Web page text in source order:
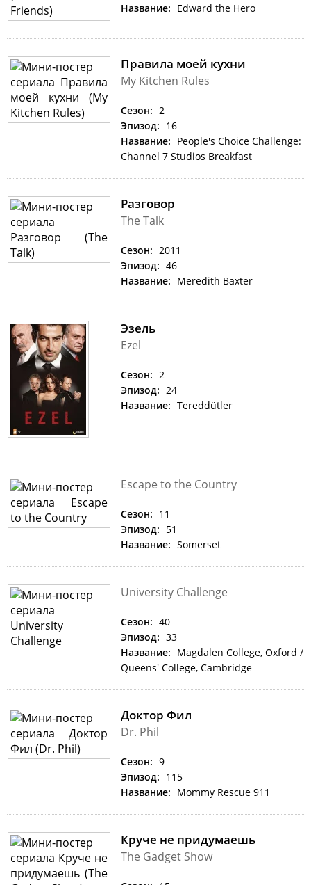
Название: Edward the Hero
Правила моей кухни
My Kitchen Rules
Сезон: 2
Эпизод: 16
Название: People's Choice Challenge:
Channel 7 Studios Breakfast
Разговор
The Talk
Сезон: 2011
Эпизод: 46
Название: Meredith Baxter
Эзель
Ezel
Сезон: 2
Эпизод: 24
Название: Tereddütler
Escape to the Country
Сезон: 11
Эпизод: 51
Название: Somerset
University Challenge
Сезон: 40
Эпизод: 33
Название: Magdalen College, Oxford /
Queens' College, Cambridge
Доктор Фил
Dr. Phil
Сезон: 9
Эпизод: 115
Название: Mommy Rescue 911
Круче не придумаешь
The Gadget Show